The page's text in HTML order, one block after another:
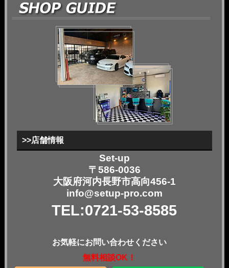
>>店舗情報
Set-up
〒586-0036
大阪府河内長野市高向456-1
info@setup-pro.com
TEL:0721-53-8585
お気軽にお問い合わせください
無料相談OK！